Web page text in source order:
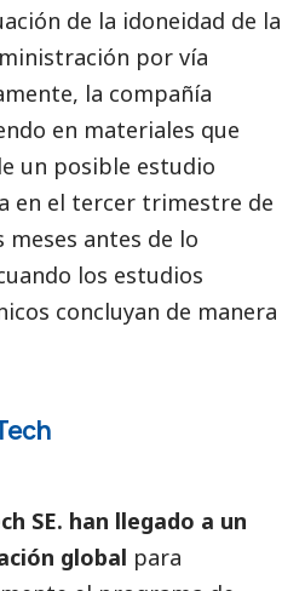
de la idoneidad de la
por vía
la compañía
en materiales que
un posible estudio
en el tercer trimestre de
meses antes de lo
los estudios
concluyan de manera
SE. han llegado a un
global para